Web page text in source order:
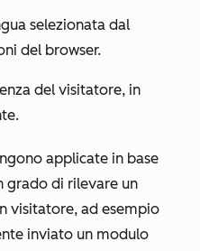
selezionata dal
del browser.
del visitatore, in
applicate in base
grado di rilevare un
visitatore, ad esempio
inviato un modulo